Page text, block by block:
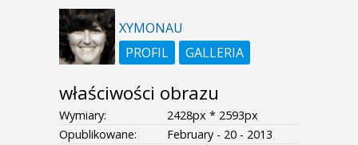
XYMONAU
PROFIL
GALLERIA
właściwości obrazu
Wymiary:
2428px * 2593px
Opublikowane:
February - 20 - 2013